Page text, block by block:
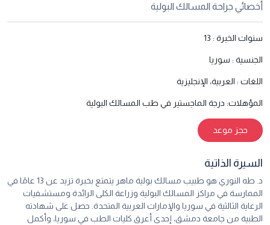
أخصائي جراحة المسالك البولية
سنوات الخبرة : 13
الجنسية : سوريا
اللغات : العربية، الإنجليزية
المؤهلات: درجة الماجستير في طب المسالك البولية
حجز موعد
السيرة الذاتية
د. طه النوري هو طبيب مسالك بولية ماهر يتمتع بخبرة تزيد عن 13 عامًا في
الممارسة في مراكز المسالك البولية وزراعة الكلى الرائدة ومستشفيات
الرعاية الثالثية في سوريا والإمارات العربية المتحدة. حصل على شهادته
الطبية من جامعة دمشق، إحدى أعرق كليات الطب في سوريا، وأكمل